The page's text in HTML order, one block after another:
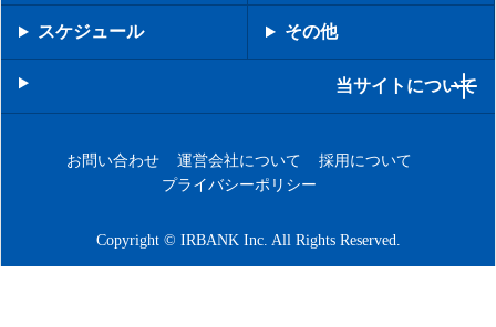
スケジュール その他
当サイトについて
お問い合わせ 運営会社について
採用について
プライバシーポリシー
Copyright © IRBANK Inc. All Rights Reserved.